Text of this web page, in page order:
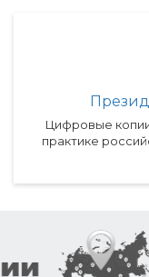
Цифровые
практике